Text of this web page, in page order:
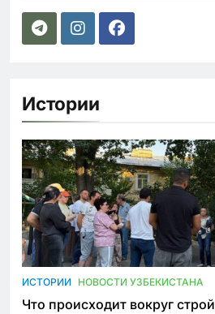
Истории
ИСТОРИИ НОВОСТИ УЗБЕКИСТАНА
Что происходит вокруг